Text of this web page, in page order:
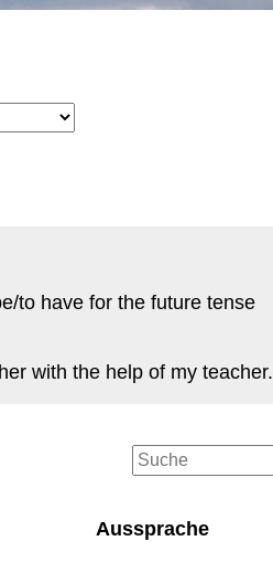
to have for the future tense
with the help of my teacher.
Aussprache